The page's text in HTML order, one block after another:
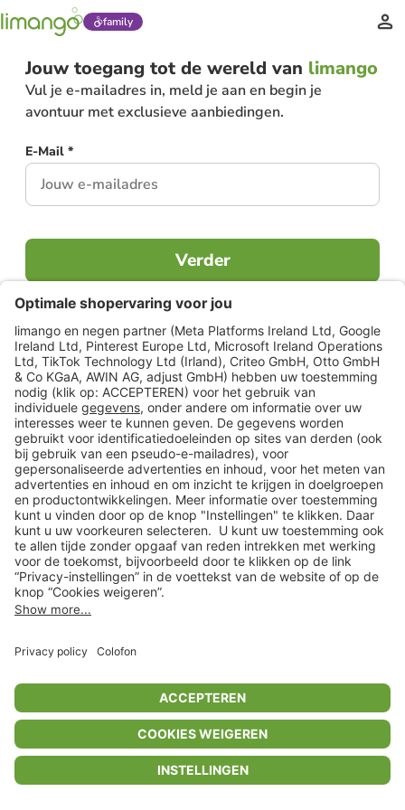
family
Jouw toegang tot de wereld van limango
Vul je e-mailadres in, meld je aan en begin je
avontuur met exclusieve aanbiedingen.
E-Mail *
Verder
Al lid?Inloggen
PrivacyinstellingenAlgemene voorwaardenPrivacybeleidColofon
Help Center